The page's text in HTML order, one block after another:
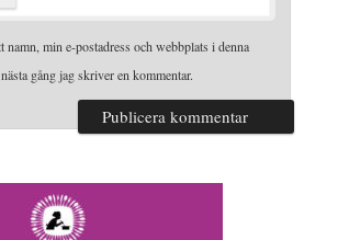
namn, min e-postadress och webbplats i denna
gång jag skriver en kommentar.